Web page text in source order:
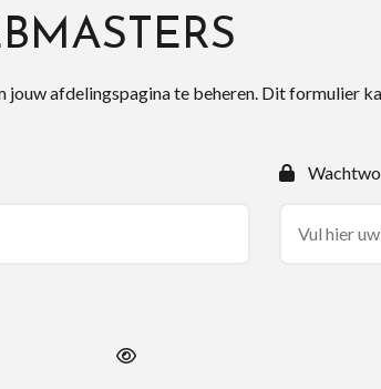
afdelingspagina te beheren. Dit formulier